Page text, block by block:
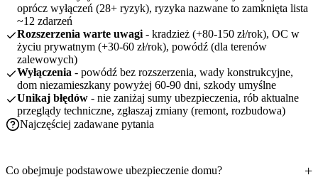
oprócz wyłączeń (28+ ryzyk), ryzyka nazwane to zamknięta lista
~12 zdarzeń
Rozszerzenia warte uwagi - kradzież (+80-150 zł/rok), OC w
życiu prywatnym (+30-60 zł/rok), powódź (dla terenów
zalewowych)
Wyłączenia - powódź bez rozszerzenia, wady konstrukcyjne,
dom niezamieszkany powyżej 60-90 dni, szkody umyślne
Unikaj błędów - nie zaniżaj sumy ubezpieczenia, rób aktualne
przeglądy techniczne, zgłaszaj zmiany (remont, rozbudowa)
Najczęściej zadawane pytania
Co obejmuje podstawowe ubezpieczenie domu?